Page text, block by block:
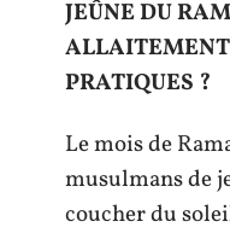
JEÛNE DU
ALLAITEMENT
PRATIQUES ?
Le mois de
musulmans de
coucher du